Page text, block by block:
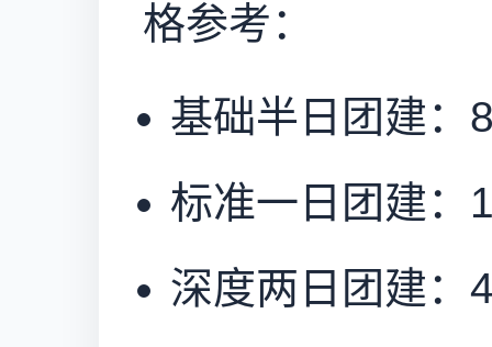
格参考：
基础半日团建：
标准一日团建：
深度两日团建：